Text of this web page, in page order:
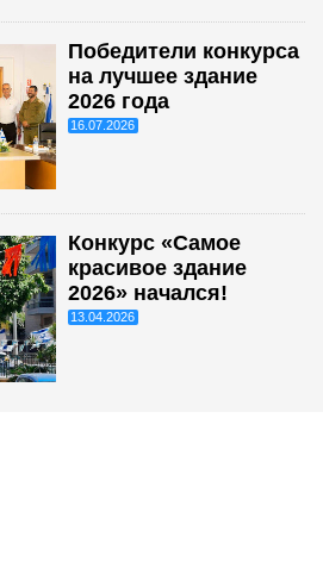
Победители конкурса
на лучшее здание
2026 года
16.07.2026
Конкурс «Самое
красивое здание
2026» начался!
13.04.2026